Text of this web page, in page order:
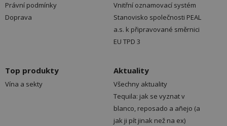
Právní podmínky
Doprava
Vnitřní oznamovací systém
Stanovisko společnosti PEAL
a.s. k připravované směrnici
EU TPD 3
Top produkty
Vína a sekty
Aktuality
Všechny aktuality
Tequila: jak se vyznat v
blanco, reposado a añejo (a
jak ji pít jinak než na ex)